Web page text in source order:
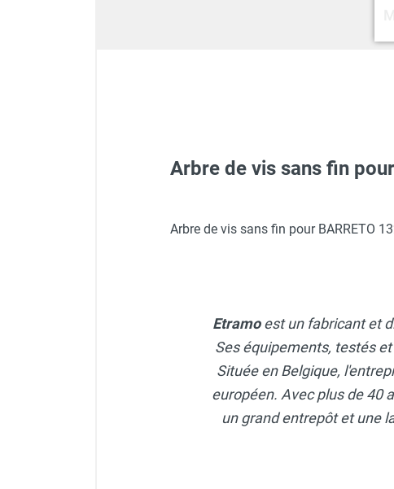
ASPIRATEUR ET NETTOYAGE
DÉNEIGEMENT
TRAITEMENT DE L'AIR
Trancheuse tractée hydraulique
Arbre de vis sans fin
Arbre de vis sans fin pour BARRETO
Etramoest un fabricant et
Ses équipements, testés
Située en Belgique,
européen. Avec plus de 40
un grand entrepôt et une